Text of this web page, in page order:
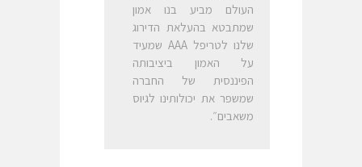
העולם מביע בנו אמון
שמתבטא בהעלאת הדירוג
שלנו לטריפל AAA שמעיד
על האמון ביציבותה
הפיננסית של החברה
שמשפר את יכולותינו לגיוס
משאבים״.